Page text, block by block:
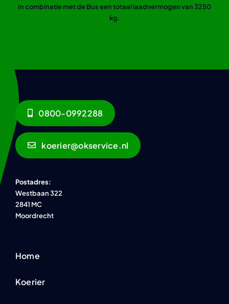
In combinatie met de Bus eentotaal laadvermogen van3250
kg.
0800-0992288
koerier@okservice.nl
Postadres:
Westbaan 322
2841 MC
Moordrecht
Home
Koerier